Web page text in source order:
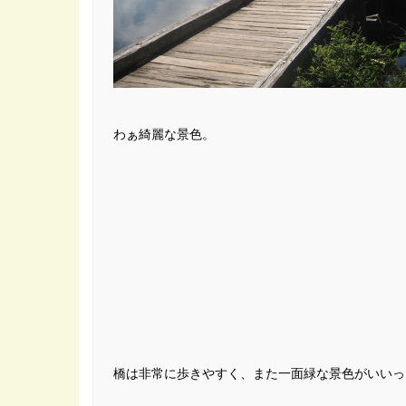
わぁ綺麗な景色。
橋は非常に歩きやすく、また一面緑な景色がいい